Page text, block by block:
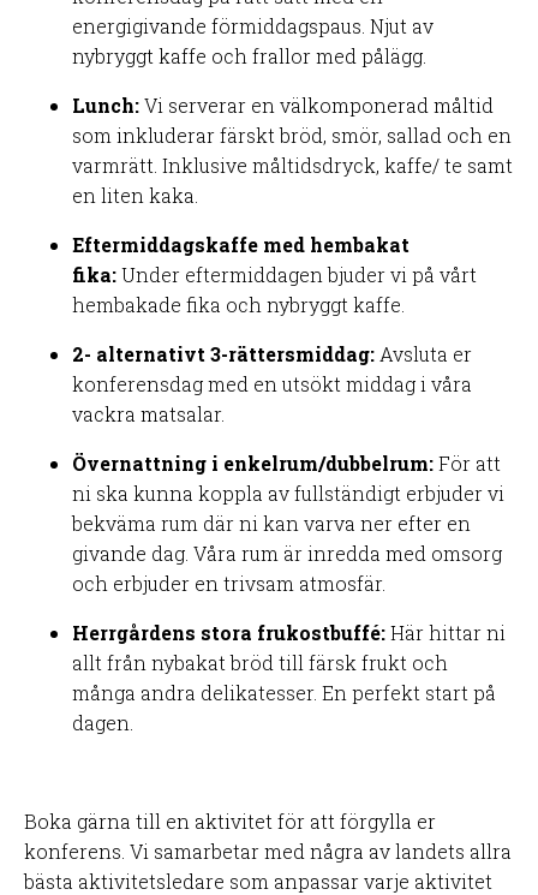
energigivande förmiddagspaus. Njut av
nybryggt kaffe och frallor med pålägg.
Lunch:Vi serverar en välkomponerad måltid
som inkluderar färskt bröd, smör, sallad och en
varmrätt. Inklusive måltidsdryck, kaffe/ te samt
en liten kaka.
Eftermiddagskaffe med hembakat
fika:Under eftermiddagen bjuder vi på vårt
hembakade fika och nybryggt kaffe.
2- alternativt 3-rättersmiddag: Avsluta er
konferensdag med en utsökt middag i våra
vackra matsalar.
Övernattning i enkelrum/dubbelrum:För att
ni ska kunna koppla av fullständigt erbjuder vi
bekväma rum där ni kan varva ner efter en
givande dag. Våra rum är inredda med omsorg
och erbjuder en trivsam atmosfär.
Herrgårdens stora frukostbuffé:Här hittar ni
allt från nybakat bröd till färsk frukt och
många andra delikatesser. En perfekt start på
dagen.
Boka gärna till en aktivitet för att förgylla er
konferens. Vi samarbetar med några av landets allra
bästa aktivitetsledare som anpassar varje aktivitet